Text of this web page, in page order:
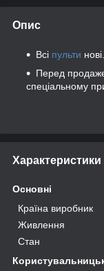
Опис
Всі пульти
Перед
спеціальному
Характеристики
Основні
Країна виробник
Живлення
Стан